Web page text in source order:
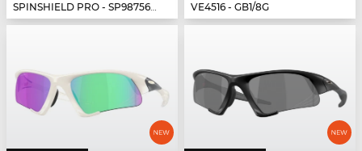
SPINSHIELD PRO - SP987569-N000
VE4516 - GB1/8G